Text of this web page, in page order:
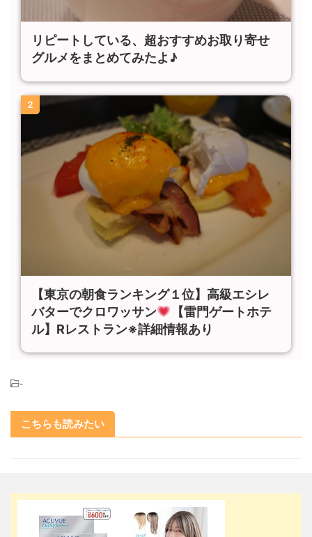
リピートしている、超おすすめお取り寄せ
グルメをまとめてみたよ♪
2
【東京の朝食ランキング１位】高級エシレ
バターでクロワッサン
【雷門ゲートホテ
ル】Rレストラン※詳細情報あり
-
こちらも読みたい